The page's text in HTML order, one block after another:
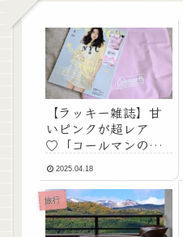
【ラッキー雑誌】甘
いピンクが超レア
♡「コールマンのビ
ッグトート」が付録
です！
2025.04.18
旅行